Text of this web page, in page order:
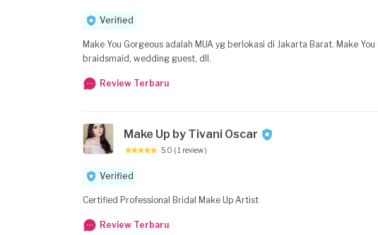
Verified
Make You Gorgeous adalah MUA yg berlokasi di Jakarta Barat. Make
braidsmaid, wedding guest, dll.
Review Terbaru
Make Up by Tivani Oscar
5.0 ( 1 review )
Verified
Certified Professional Bridal Make Up Artist
Review Terbaru